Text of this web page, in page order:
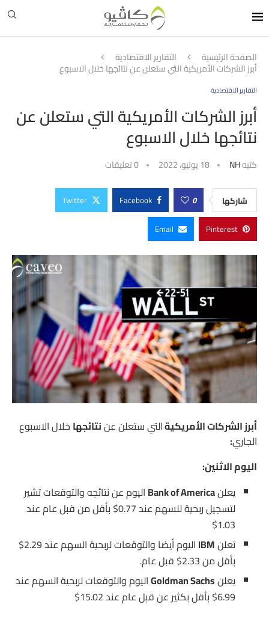
الصفحة الرئيسية التقارير الاقتصادية
أبرز الشركات الأمريكية التي ستعلن عن نتائجها خلال الاسبوع
التقارير الاقتصادية
أبرز الشركات الأمريكية التي ستعلن عن
نتائجها خلال الاسبوع
كتبهNH 18 يوليو، 2022 0 تعليقات
شاركها 0
Facebook
Twitter
Pinterest
Email
أبرز الشركات الأمريكيةالتي ستعلن عننتائجها خلال الاسبوع
الجاري:
اليوم الاثنين:
يعلنBank of America اليوم عن نتائجه والتوقعات تشير
لتسجيل ربحية للسهم عند 0.77$ بأقل من قبل عام عند
1.03$
تعلنIBM
اليوم أيضا والتوقعات لربحية السهم عند 2.29$
بأقل من 2.33$ قبل عام.
يعلنGoldman Sachsاليوم والتوقعات لربحية السهم عند
6.99$ بأقل بكثير عن قبل عام عند 15.02$